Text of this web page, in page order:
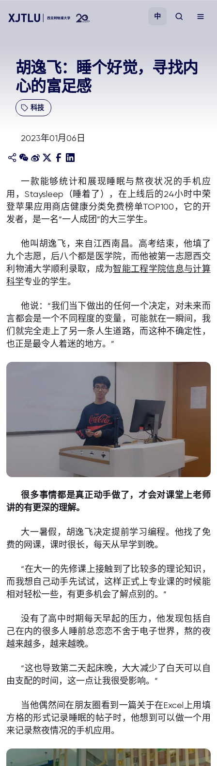
招生
科研
学院
关于我们
中
胡逸飞：睡个好觉，寻找内
心的富足感
科技
2023年01月06日
一款能够统计和展现睡眠与熬夜状况的手机应
用，Staysleep（睡着了），在上线后的24小时中荣
登苹果应用商店健康分类免费榜单TOP100，它的开
发者，是一名“一人成团”的大三学生。
他叫胡逸飞，来自江西南昌。高考结束，他填了
九个志愿，后八个都是医学院，而他被第一志愿西交
利物浦大学顺利录取，成为智能工程学院信息与计算
科学专业的学生。
他说：“我们当下做出的任何一个决定，对未来而
言都会是一个不同程度的变量，可能就在一瞬间，我
们就完全走上了另一条人生道路，而这种不确定性，
也正是最令人着迷的地方。”
很多事情都是真正动手做了，才会对课堂上老师
讲的有更深的理解。
大一暑假，胡逸飞决定提前学习编程。他找了免
费的网课，课时很长，每天从早学到晚。
“在大一的先修课上接触到了比较多的理论知识，
而我想自己动手先试试，这样正式上专业课的时候能
相对轻松一些，有更多机会了解点别的。”
没有了高中时期每天早起的压力，他发现包括自
己在内的很多人睡前总恋恋不舍于电子世界，熬的夜
越来越多，越来越晚。
“这也导致第二天起床晚，大大减少了白天可以自
由支配的时间，这一点让我很受影响。”
当他偶然间在朋友圈看到一篇关于在Excel上用填
方格的形式记录睡眠的帖子时，他想到可以做一个用
来记录熬夜情况的手机应用。